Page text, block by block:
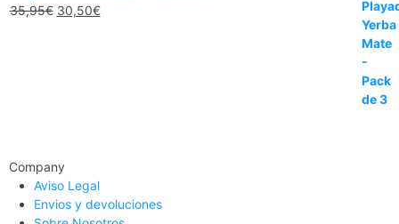
35,95€ 30,50€
Company
Aviso Legal
Envios y devoluciones